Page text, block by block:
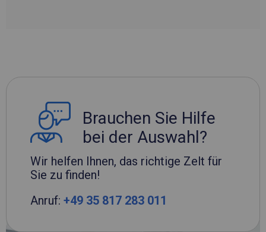
Brauchen Sie Hilfe
bei der Auswahl?
Wir helfen Ihnen, das richtige Zelt für
Sie zu finden!
Anruf: +49 35 817 283 011